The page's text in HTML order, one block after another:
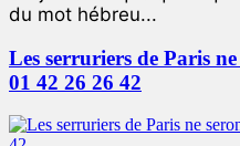
du mot hébreu...
Les serruriers de Paris
01 42 26 26 42